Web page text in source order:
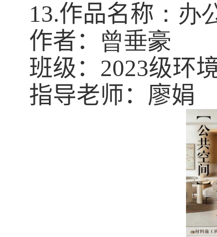
13.作品名称 ：办
作者： 曾垂豪
班级： 2023级环
指导老师：廖娟